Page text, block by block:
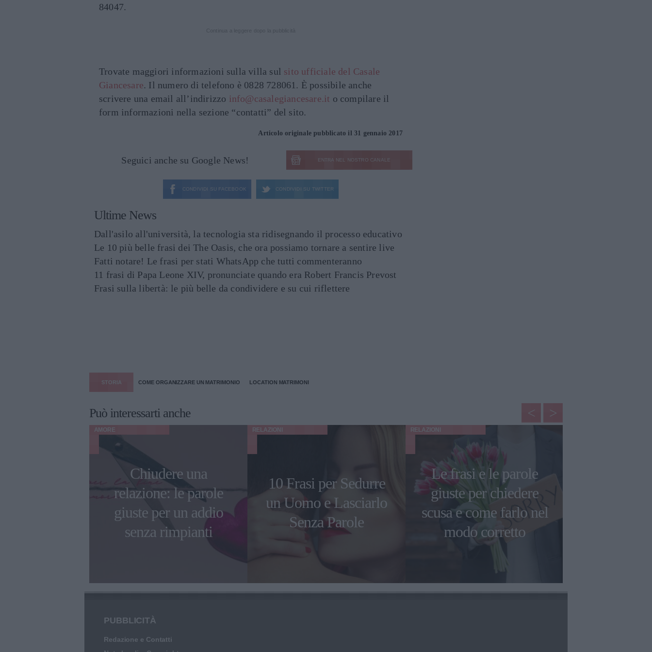
84047.
Trovate maggiori informazioni sulla villa sul sito ufficiale del Casale
Giancesare. Il numero di telefono è 0828 728061. È possibile anche
scrivere una email all’indirizzo info@casalegiancesare.it o compilare il
form informazioni nella sezione “contatti” del sito.
Articolo originale pubblicato il 31 gennaio 2017
Seguici anche su Google News! ENTRA NEL NOSTRO CANALE
CONDIVIDI SU FACEBOOK CONDIVIDI SU TWITTER
Ultime News
Dall'asilo all'università, la tecnologia sta ridisegnando il processo educativo
Le 10 più belle frasi dei The Oasis, che ora possiamo tornare a sentire live
Fatti notare! Le frasi per stati WhatsApp che tutti commenteranno
11 frasi di Papa Leone XIV, pronunciate quando era Robert Francis Prevost
Frasi sulla libertà: le più belle da condividere e su cui riflettere
STORIA COME ORGANIZZARE UN MATRIMONIO LOCATION MATRIMONI
Può interessarti anche
AMORE
Chiudere una
relazione: le parole
giuste per un addio
senza rimpianti
RELAZIONI
10 Frasi per Sedurre
un Uomo e Lasciarlo
Senza Parole
RELAZIONI
Le frasi e le parole
giuste per chiedere
scusa e come farlo nel
modo corretto
PUBBLICITÀ
Redazione e Contatti